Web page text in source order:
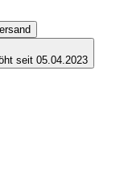
seit 05.04.2023